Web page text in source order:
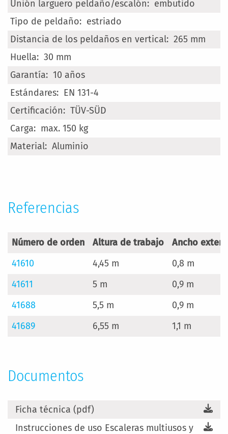
embutido
estriado
265 mm
30 mm
10 años
EN 131-4
TÜV-SÜD
max. 150 kg
Aluminio
Referencias
Número de orden Altura de trabajo
Ancho
41610
4,45 m
0,8 m
41611
5 m
0,9 m
41688
5,5 m
0,9 m
41689
6,55 m 1,1 m
Documentos
Ficha técnica (pdf)
Instrucciones de uso Escaleras multiusos y